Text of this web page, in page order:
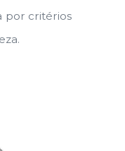
por critérios